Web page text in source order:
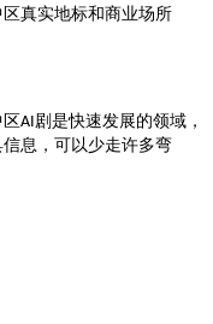
真实地标和商业场所
AI 剧是快速发展的领域，
息，可以少走许多弯